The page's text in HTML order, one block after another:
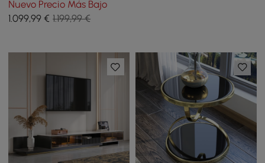
Nuevo Precio Más Bajo
1.099,99 € 1.199,99 €